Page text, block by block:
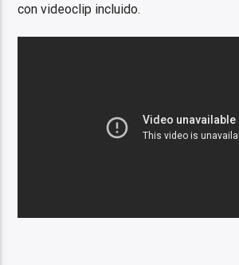
con videoclip incluido.